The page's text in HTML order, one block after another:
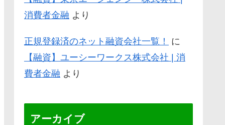
消費者金融 より
正規登録済のネット融資会社一覧！
に
【融資】ユーシーワークス株式会社 | 消
費者金融 より
アーカイブ